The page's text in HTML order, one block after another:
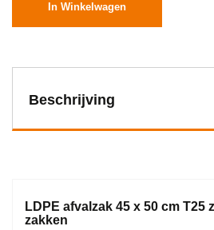
In Winkelwagen
Beschrijving
LDPE afvalzak 45 x 50 cm T25
zakken